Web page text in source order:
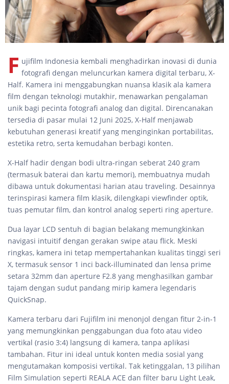
F ujifilm Indonesia kembali menghadirkan inovasi di dunia
fotografi dengan meluncurkan kamera digital terbaru, X-
Half. Kamera ini menggabungkan nuansa klasik ala kamera
film dengan teknologi mutakhir, menawarkan pengalaman
unik bagi pecinta fotografi analog dan digital. Direncanakan
tersedia di pasar mulai 12 Juni 2025, X-Half menjawab
kebutuhan generasi kreatif yang menginginkan portabilitas,
estetika retro, serta kemudahan berbagi konten.
X-Half hadir dengan bodi ultra-ringan seberat 240 gram
(termasuk baterai dan kartu memori), membuatnya mudah
dibawa untuk dokumentasi harian atau traveling. Desainnya
terinspirasi kamera film klasik, dilengkapi viewfinder optik,
tuas pemutar film, dan kontrol analog seperti ring aperture.
Dua layar LCD sentuh di bagian belakang memungkinkan
navigasi intuitif dengan gerakan swipe atau flick. Meski
ringkas, kamera ini tetap mempertahankan kualitas tinggi seri
X, termasuk sensor 1 inci back-illuminated dan lensa prime
setara 32mm dan aperture F2.8 yang menghasilkan gambar
tajam dengan sudut pandang mirip kamera legendaris
QuickSnap.
Kamera terbaru dari Fujifilm ini menonjol dengan fitur 2-in-1
yang memungkinkan penggabungan dua foto atau video
vertikal (rasio 3:4) langsung di kamera, tanpa aplikasi
tambahan. Fitur ini ideal untuk konten media sosial yang
mengutamakan komposisi vertikal. Tak ketinggalan, 13 pilihan
Film Simulation seperti REALA ACE dan filter baru Light Leak,